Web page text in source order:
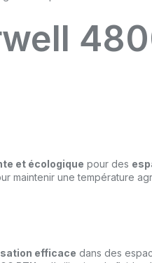
et écologique pour des
maintenir une température
efficace dans des